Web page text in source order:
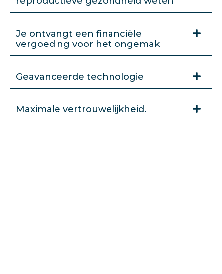
Je ontvangt een financiële
vergoeding voor het ongemak
Geavanceerde technologie
Maximale vertrouwelijkheid.